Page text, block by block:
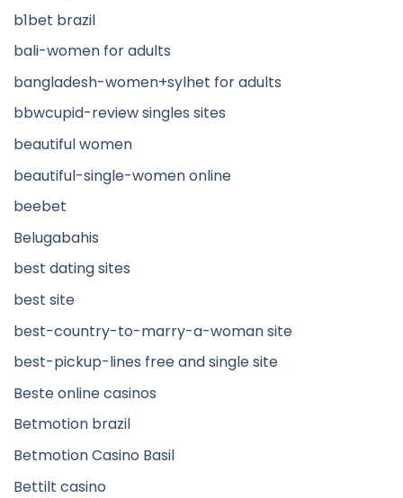
b1bet brazil
bali-women for adults
bangladesh-women+sylhet for adults
bbwcupid-review singles sites
beautiful women
beautiful-single-women online
beebet
Belugabahis
best dating sites
best site
best-country-to-marry-a-woman site
best-pickup-lines free and single site
Beste online casinos
Betmotion brazil
Betmotion Casino Basil
Bettilt casino